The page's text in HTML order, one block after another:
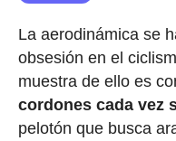
La aerodinámica se
obsesión en el
muestra de ello es
cordones cada vez
pelotón que busca